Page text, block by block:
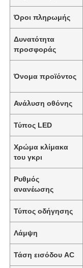
Όροι πληρωμής
Δυνατότητα
προσφοράς
Όνομα προϊόντος
Ανάλυση οθόνης
Τύπος LED
Χρώμα κλίμακα
του γκρι
Ρυθμός
ανανέωσης
Τύπος οδήγησης
Λάμψη
Τάση εισόδου AC